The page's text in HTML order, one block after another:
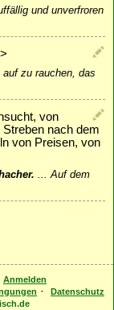
und unverfroren
auf zu rauchen, das
von
nach dem
von Preisen, von
...Auf dem
Anmelden
·
Datenschutz